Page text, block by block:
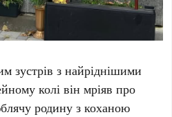
зустрів з найріднішими
колі він мріяв про
родину з коханою